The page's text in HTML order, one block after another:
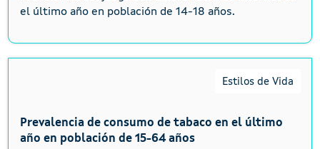
el último año en población de 14-18 años.
Estilos de Vida
Prevalencia de consumo de tabaco en el último
año en población de 15-64 años